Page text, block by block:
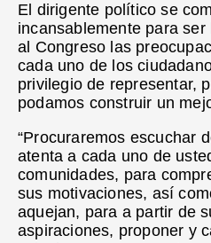
El dirigente político se
incansablemente para
al Congreso las
cada uno de los
privilegio de representar,
podamos construir un
“Procuraremos escuchar
atenta a cada uno de
comunidades, para
sus motivaciones, así
aquejan, para a partir de
aspiraciones, proponer y